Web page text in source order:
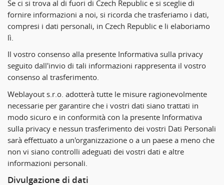
Se ci si trova al di fuori di Czech Republic e si sceglie di
fornire informazioni a noi, si ricorda che trasferiamo i dati,
compresi i dati personali, in Czech Republic e li elaboriamo
lì.
Il vostro consenso alla presente Informativa sulla privacy
seguito dall'invio di tali informazioni rappresenta il vostro
consenso al trasferimento.
Weblayout s.r.o. adotterà tutte le misure ragionevolmente
necessarie per garantire che i vostri dati siano trattati in
modo sicuro e in conformità con la presente Informativa
sulla privacy e nessun trasferimento dei vostri Dati Personali
sarà effettuato a un'organizzazione o a un paese a meno che
non vi siano controlli adeguati dei vostri dati e altre
informazioni personali.
Divulgazione di dati